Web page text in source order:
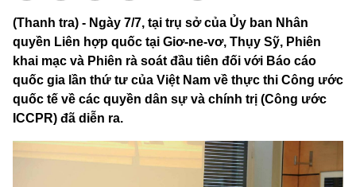
(Thanh tra) - Ngày 7/7, tại trụ sở của Ủy ban Nhân
quyền Liên hợp quốc tại Giơ-ne-vơ, Thụy Sỹ, Phiên
khai mạc và Phiên rà soát đầu tiên đối với Báo cáo
quốc gia lần thứ tư của Việt Nam về thực thi Công ước
quốc tế về các quyền dân sự và chính trị (Công ước
ICCPR) đã diễn ra.